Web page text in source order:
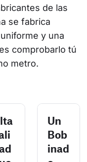
de las
se fabrica
y una
comprobarlo tú
metro.
Un
Bob
inad